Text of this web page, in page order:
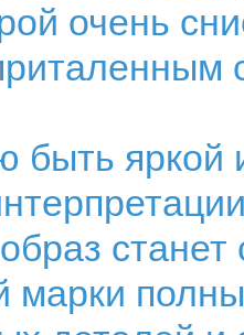
очень
быть яркой
марки